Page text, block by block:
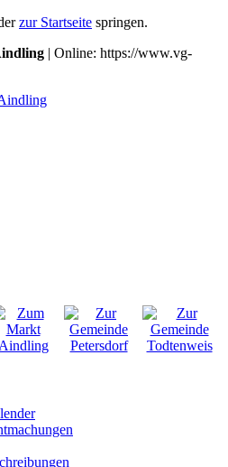
zur Startseite springen.
| Online: https://www.vg-